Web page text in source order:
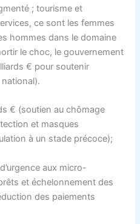
; tourisme et
ce sont les femmes
hommes dans le domaine
le choc, le gouvernement
€ pour soutenir
national).
€ (soutien au chômage
et masques
à un stade précoce);
aux micro-
et échelonnement des
des paiements